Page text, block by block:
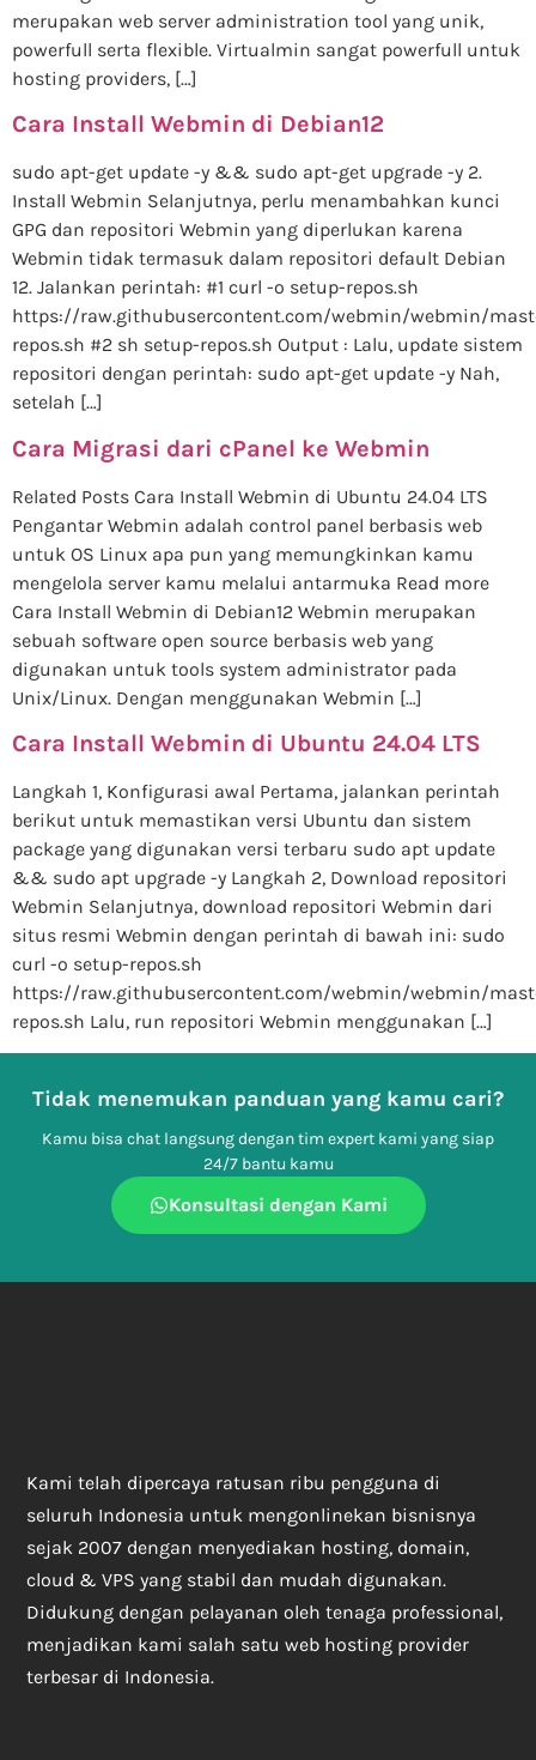
merupakan web server administration tool yang unik,
powerfull serta flexible. Virtualmin sangat powerfull untuk
hosting providers, […]
Cara Install Webmin di Debian12
sudo apt-get update -y && sudo apt-get upgrade -y 2.
Install Webmin Selanjutnya, perlu menambahkan kunci
GPG dan repositori Webmin yang diperlukan karena
Webmin tidak termasuk dalam repositori default Debian
12. Jalankan perintah: #1 curl -o setup-repos.sh
https://raw.githubusercontent.com/webmin/webmin/
repos.sh #2 sh setup-repos.sh Output : Lalu, update sistem
repositori dengan perintah: sudo apt-get update -y Nah,
setelah […]
Cara Migrasi dari cPanel ke Webmin
Related Posts Cara Install Webmin di Ubuntu 24.04 LTS
Pengantar Webmin adalah control panel berbasis web
untuk OS Linux apa pun yang memungkinkan kamu
mengelola server kamu melalui antarmuka Read more
Cara Install Webmin di Debian12 Webmin merupakan
sebuah software open source berbasis web yang
digunakan untuk tools system administrator pada
Unix/Linux. Dengan menggunakan Webmin […]
Cara Install Webmin di Ubuntu 24.04 LTS
Langkah 1, Konfigurasi awal Pertama, jalankan perintah
berikut untuk memastikan versi Ubuntu dan sistem
package yang digunakan versi terbaru sudo apt update
&& sudo apt upgrade -y Langkah 2, Download repositori
Webmin Selanjutnya, download repositori Webmin dari
situs resmi Webmin dengan perintah di bawah ini: sudo
curl -o setup-repos.sh
https://raw.githubusercontent.com/webmin/webmin/
repos.sh Lalu, run repositori Webmin menggunakan […]
Tidak menemukan panduan yang kamu cari?
Kamu bisa chat langsung dengan tim expert kami yang siap
24/7 bantu kamu
Konsultasi dengan Kami
Kami telah dipercaya ratusan ribu pengguna di
seluruh Indonesia untuk mengonlinekan bisnisnya
sejak 2007 dengan menyediakan hosting, domain,
cloud & VPS yang stabil dan mudah digunakan.
Didukung dengan pelayanan oleh tenaga professional,
menjadikan kami salah satu web hosting provider
terbesar di Indonesia.